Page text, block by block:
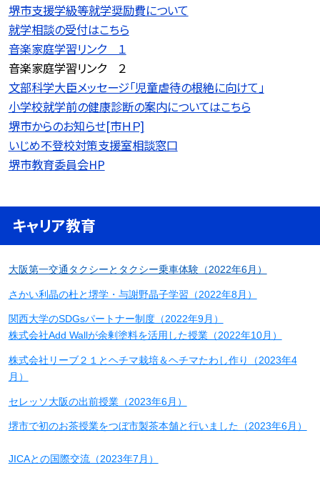
堺市支援学級等就学奨励費について
就学相談の受付はこちら
音楽家庭学習リンク １
音楽家庭学習リンク ２
文部科学大臣メッセージ「児童虐待の根絶に向けて」
小学校就学前の健康診断の案内についてはこちら
堺市からのお知らせ[市ＨＰ]
いじめ不登校対策支援室相談窓口
堺市教育委員会HP
キャリア教育
大阪第一交通タクシーとタクシー乗車体験（2022年6月）
さかい利晶の杜と堺学・与謝野晶子学習（2022年8月）
関西大学のSDGsパートナー制度（2022年9月）
株式会社Add Wallが余剰塗料を活用した授業（2022年10月）
株式会社リーブ２１とヘチマ栽培＆ヘチマたわし作り（2023年4
月）
セレッソ大阪の出前授業（2023年6月）
堺市で初のお茶授業をつぼ市製茶本舗と行いました（2023年6月）
JICAとの国際交流（2023年7月）